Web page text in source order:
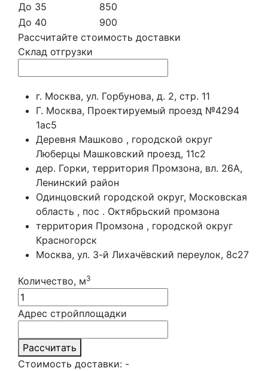
До 35
850
До 40
900
Рассчитайте стоимость доставки
Склад отгрузки
г. Москва, ул. Горбунова, д. 2, стр. 11
Г. Москва, Проектируемый проезд №4294
1ас5
Деревня Машково , городской округ
Люберцы Машковский проезд, 11с2
дер. Горки, территория Промзона, вл. 26А,
Ленинский район
Одинцовский городской округ, Московская
область , пос . Октябрьский промзона
территория Промзона , городской округ
Красногорск
Москва, ул. 3-й Лихачёвский переулок, 8с27
Количество, м3
Адрес стройплощадки
Рассчитать
Стоимость доставки: -